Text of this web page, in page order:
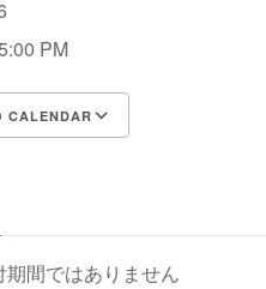
PM
CALENDAR
期間ではありません